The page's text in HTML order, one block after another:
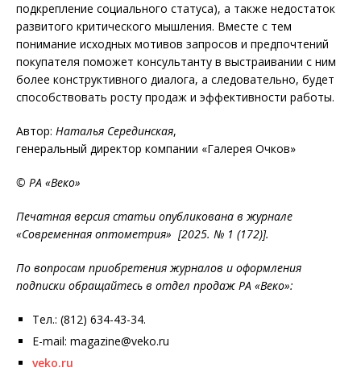
подкрепление социального статуса), а также недостаток
развитого критического мышления. Вместе с тем
понимание исходных мотивов запро­сов и предпочтений
покупателя п­омо­­жет консультанту в выстраивании с ним
более конструктивного диалога, а следовательно, будет
способствовать росту продаж и эффективности работы.
Автор: Наталья Серединская,
генеральный директор компании «Галерея Очков»
© РА «Веко»
Печатная версия статьи опубликована в журнале
«Современная оптометрия» [2025. № 1 (172)].
По вопросам приобретения журналов и оформления
подписки обращайтесь в отдел продаж РА «Веко»:
Тел.: (812) 634-43-34.
E-mail: magazine@veko.ru
veko.ru